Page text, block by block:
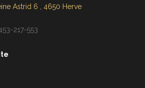
Astrid 6 , 4650 Herve
217-553